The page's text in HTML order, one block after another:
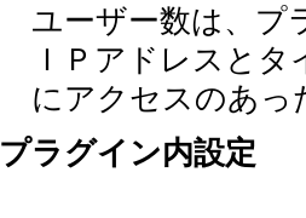
ユーザー数は、プ
ＩＰアドレスと
にアクセスのあっ
プラグイン内設定